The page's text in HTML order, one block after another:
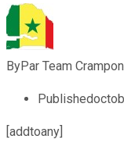
ByPar Team
Published
[addtoany]